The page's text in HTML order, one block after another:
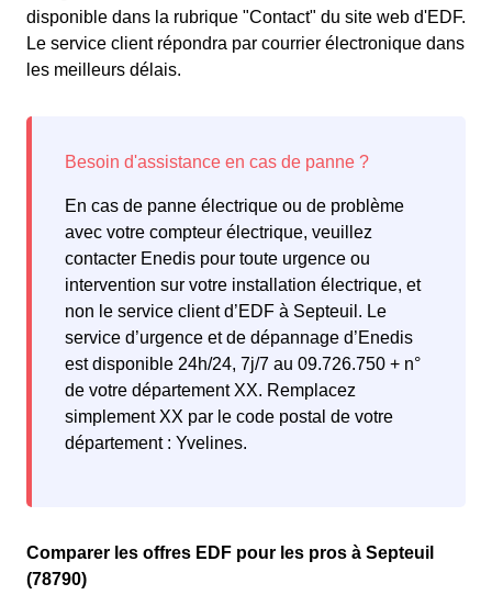
disponible dans la rubrique "Contact" du site web d'EDF.
Le service client répondra par courrier électronique dans
les meilleurs délais.
En cas de panne électrique ou de problème
avec votre compteur électrique, veuillez
contacter Enedis pour toute urgence ou
intervention sur votre installation électrique, et
non le service client d’EDF à Septeuil. Le
service d’urgence et de dépannage d’Enedis
est disponible 24h/24, 7j/7 au 09.726.750 + n°
de votre département XX. Remplacez
simplement XX par le code postal de votre
département : Yvelines.
Comparer les offres EDF pour les pros à Septeuil
(78790)